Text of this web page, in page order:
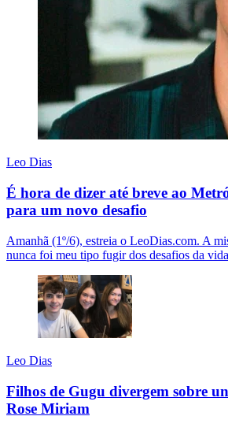
Leo Dias
É hora de dizer até breve ao
para um novo desafio
Amanhã (1º/6), estreia o LeoDias.com. A
nunca foi meu tipo fugir dos desafios da vida
Leo Dias
Filhos de Gugu divergem sobre
Rose Miriam